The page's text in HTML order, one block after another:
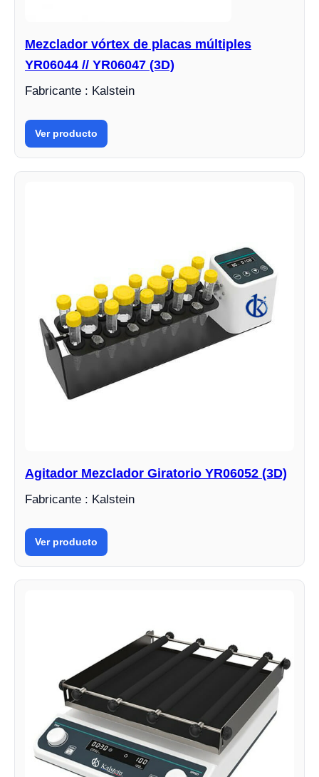
Mezclador vórtex de placas múltiples
YR06044 // YR06047 (3D)
Fabricante : Kalstein
Ver producto
Agitador Mezclador Giratorio YR06052 (3D)
Fabricante : Kalstein
Ver producto